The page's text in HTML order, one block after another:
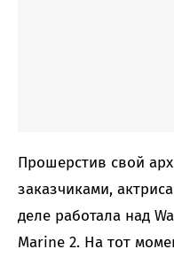
Прошерстив свой
заказчиками,
деле работала над
Marine 2. На тот